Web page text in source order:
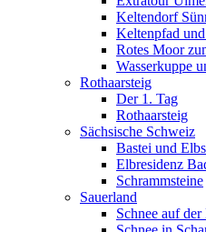
Keltendorf
Keltenpfad
Rotes Moor
Wasserkuppe
Rothaarsteig
Der 1. Tag
Rothaarsteig
Sächsische Schweiz
Bastei und
Elbresidenz
Schrammsteine
Sauerland
Schnee auf